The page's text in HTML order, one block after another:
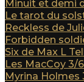
Minuit et demi
Le tarot du
Reckless de
Forbidden
Six de Max L
Les MacCoy 3/
Myrina Holmes